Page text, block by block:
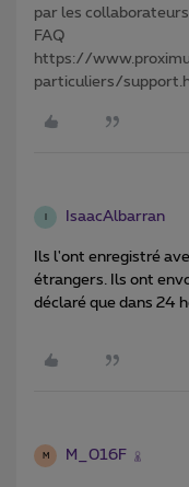
par les
FAQ
https://
particuliers/
IsaacAlbarran
Ils l'ont enregistré
étrangers. Ils ont
déclaré que dans 24
M M_016F